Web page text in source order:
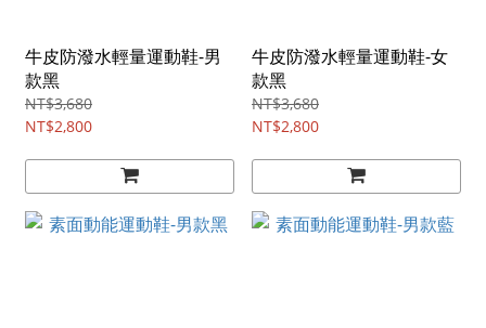
牛皮防潑水輕量運動鞋-男
款黑
NT$3,680
NT$2,800
牛皮防潑水輕量運動鞋-女
款黑
NT$3,680
NT$2,800